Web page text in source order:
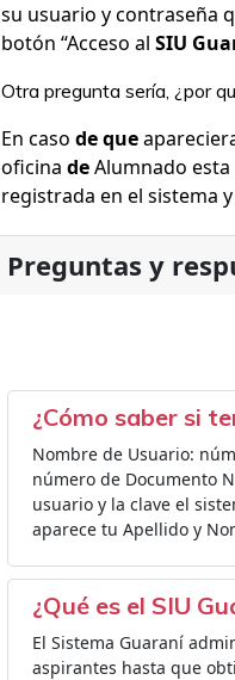
su usuario y contraseña
botón “Acceso al SIU
Otra pregunta sería, ¿por
En caso de que
oficina deAlumnado
registrada en el sistema
Preguntas y
¿Cómo saber si
Nombre de Usuario:
número de Documento
usuario y la clave el
aparece tu Apellido y
¿Qué es el SIU
El Sistema Guaraní
aspirantes hasta que